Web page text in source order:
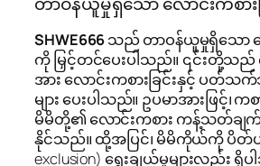
SHWE666သည် တာဝန်ယူမှုရှိသော လ
ကို မြှင့်တင်ပေးပါသည်။ ၎င်းတို့သည် က
အား လောင်းကစားခြင်းနှင့် ပ
များ ပေးပါသည်။ ဥပမာအားဖြင့်၊
မိမိတို့၏ လောင်းကစား ကန့်သတ်ချ
နိုင်သည်။ ထို့အပြင်၊ မိမိကိုယ်ကို ပိတ်ပင်
exclusion) ရွေးချယ်မှုများလည်း